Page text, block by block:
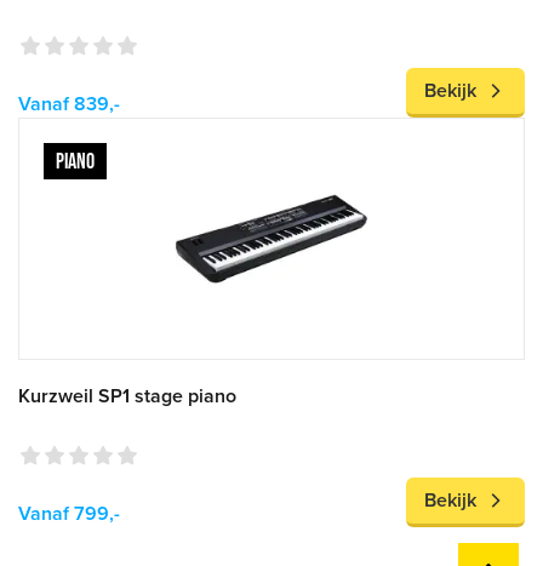
Vanaf 839,-
Bekijk
PIANO
Kurzweil SP1 stage piano
Vanaf 799,-
Bekijk